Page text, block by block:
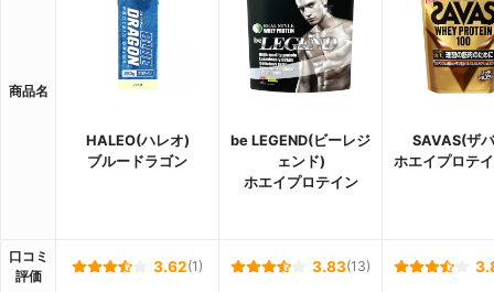
商品名
HALEO(ハレオ)
ブルードラゴン
be LEGEND(ビーレジ
ェンド)
ホエイプロテイン
SAVAS(ザ
ホエイプロテ
口コミ
評価
3.62(1) 3.83(13)